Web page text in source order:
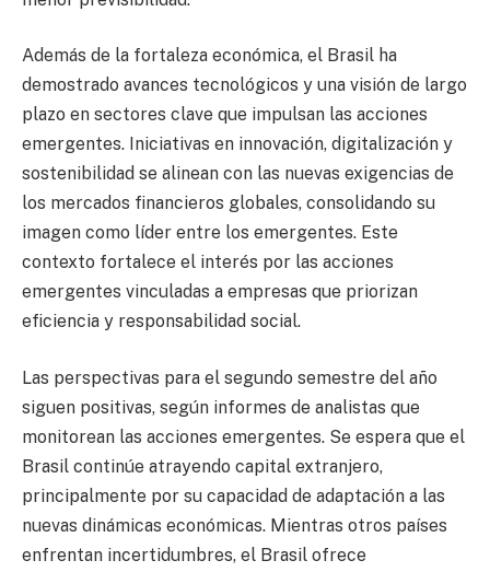
Además de la fortaleza económica, el Brasil ha
demostrado avances tecnológicos y una visión de largo
plazo en sectores clave que impulsan las acciones
emergentes. Iniciativas en innovación, digitalización y
sostenibilidad se alinean con las nuevas exigencias de
los mercados financieros globales, consolidando su
imagen como líder entre los emergentes. Este
contexto fortalece el interés por las acciones
emergentes vinculadas a empresas que priorizan
eficiencia y responsabilidad social.
Las perspectivas para el segundo semestre del año
siguen positivas, según informes de analistas que
monitorean las acciones emergentes. Se espera que el
Brasil continúe atrayendo capital extranjero,
principalmente por su capacidad de adaptación a las
nuevas dinámicas económicas. Mientras otros países
enfrentan incertidumbres, el Brasil ofrece